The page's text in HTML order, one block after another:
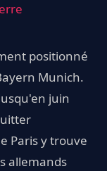
positionné
Munich.
juin
Paris y trouve
allemands